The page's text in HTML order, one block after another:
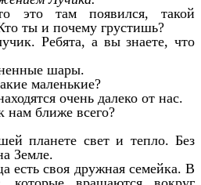
это там появился, такой
ты и почему грустишь?
Ребята, а вы знаете, что
шары.
маленькие?
очень далеко от нас.
нам ближе всего?
планете свет и тепло. Без
Земле.
есть своя дружная семейка. В